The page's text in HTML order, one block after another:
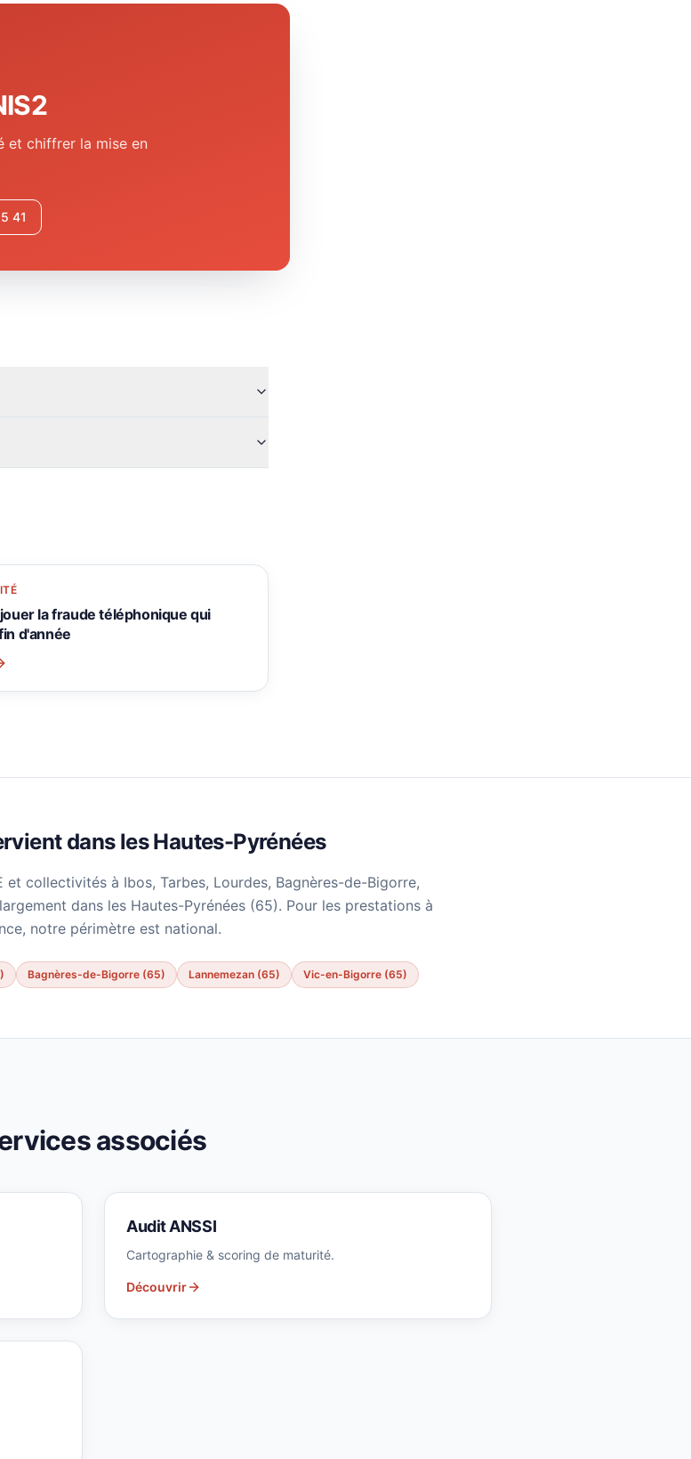
et chiffrer la mise en
41
la fraude téléphonique qui
d'année
dans les Hautes-Pyrénées
et collectivités à Ibos, Tarbes, Lourdes, Bagnères-de-Bigorre,
dans les Hautes-Pyrénées (65). Pour les prestations à
notre périmètre est national.
Bagnères-de-Bigorre (65) Lannemezan (65) Vic-en-Bigorre (65)
associés
Audit ANSSI
Cartographie & scoring de maturité.
Découvrir